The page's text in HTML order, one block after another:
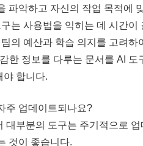
파악하고 자신의 작업 목적에
는 사용법을 익히는 데 시간
의 예산과 학습 의지를 고려하
한 정보를 다루는 문서를 AI 도
야 합니다.
주 업데이트되나요?
대부분의 도구는 주기적으로
것이 좋습니다.